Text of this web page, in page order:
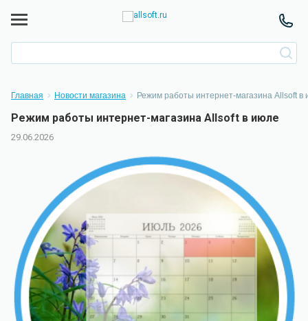
Главная Новости магазина Режим работы интернет-магазина Allsoft в
Режим работы интернет-магазина Allsoft в июле
29.06.2026